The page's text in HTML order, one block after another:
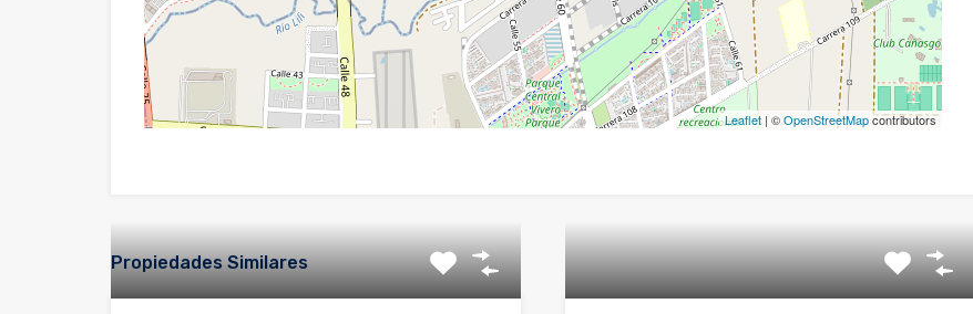
Leaflet| ©OpenStreetMapcontributors
Propiedades Similares